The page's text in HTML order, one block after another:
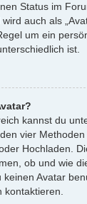
Status im
auch als
um ein
ist.
kannst du
vier
Hochladen.
ob und wie
Avatar